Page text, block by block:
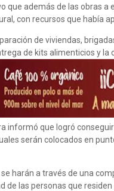
que además de las obras a
con recursos que había
de viviendas,
de kits alimenticios y
informó que logró
serán colocados en
se harán a través de una
de las personas que